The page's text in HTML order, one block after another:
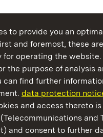
to provide you an
and foremost, these
for operating the
the purpose of analysis
can find further
data protection
and access thereto is
and
and consent to further
and Gardens of